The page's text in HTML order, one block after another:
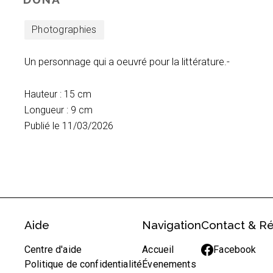
Photographies
Un personnage qui a oeuvré pour la littérature.-
Hauteur : 15 cm
Longueur : 9 cm
Publié le 11/03/2026
Aide
Centre d'aide
Politique de confidentialité
Navigation
Accueil
Évenements
Contact &
Facebook